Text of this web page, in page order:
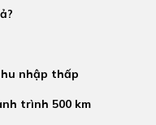
nhập thấp
trình 500 km